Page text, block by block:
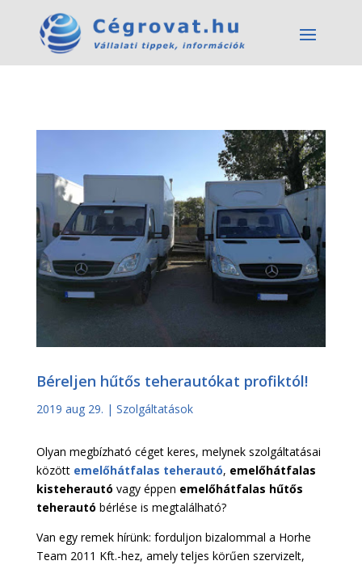
Béreljen hűtős teherautókat profiktól!
2019 aug 29. | Szolgáltatások
Olyan megbízható céget keres, melynek szolgáltatásai
között emelőhátfalas teherautó, emelőhátfalas
kisteherautó vagy éppen emelőhátfalas hűtős
teherautó bérlése is megtalálható?
Van egy remek hírünk: forduljon bizalommal a Horhe
Team 2011 Kft.-hez, amely teljes körűen szervizelt,